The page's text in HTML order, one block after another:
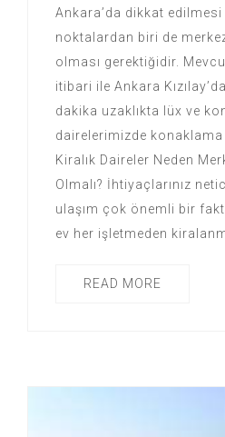
Ankara’da dikkat edilmesi
noktalardan biri de
olması gerektiğidir.
itibari ile Ankara
dakika uzaklıkta lüx ve
dairelerimizde konaklama
Kiralık Daireler Neden
Olmalı? İhtiyaçlarınız
ulaşım çok önemli bir
ev her işletmeden
READ MORE